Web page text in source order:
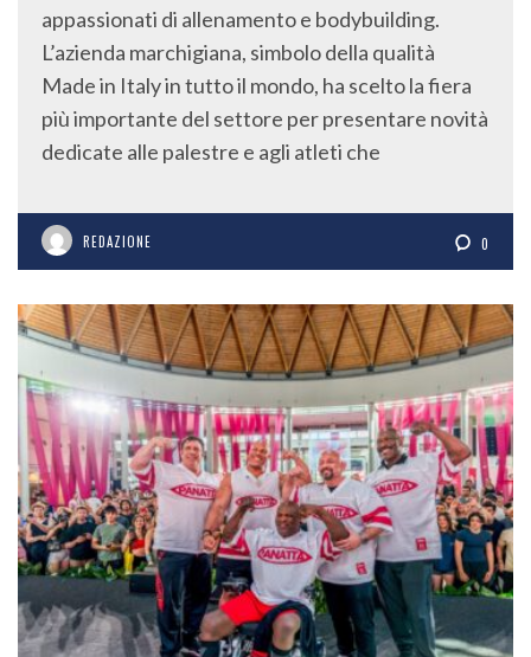
appassionati di allenamento e bodybuilding.
L’azienda marchigiana, simbolo della qualità
Made in Italy in tutto il mondo, ha scelto la fiera
più importante del settore per presentare novità
dedicate alle palestre e agli atleti che
REDAZIONE 0